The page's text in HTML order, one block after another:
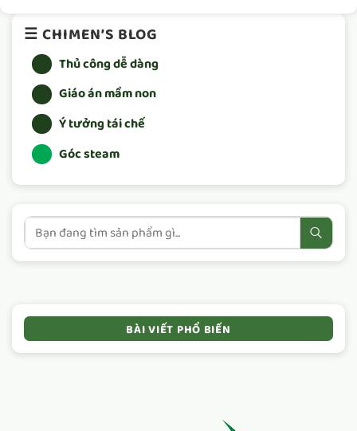
☰ CHIMEN’S BLOG
Thủ công dễ dàng
Giáo án mầm non
Ý tưởng tái chế
Góc steam
BÀI VIẾT PHỔ BIẾN